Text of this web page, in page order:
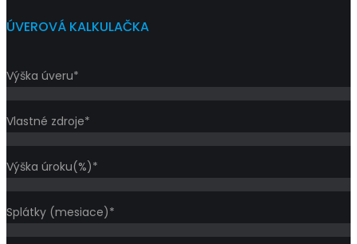
ÚVEROVÁ KALKULAČKA
Výška úveru*
Vlastné zdroje*
Výška úroku(%)*
Splátky (mesiace)*